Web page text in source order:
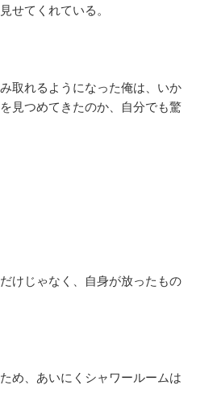
せてくれている。
取れるようになった俺は、いか
見つめてきたのか、自分でも驚
けじゃなく、自身が放ったもの
め、あいにくシャワールームは